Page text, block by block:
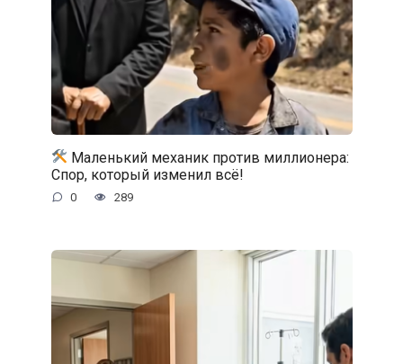
Маленький механик против миллионера:
Спор, который изменил всё!
0 289